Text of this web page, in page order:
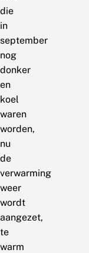
die
in
september
nog
donker
en
koel
waren
worden,
nu
de
verwarming
weer
wordt
aangezet,
te
warm